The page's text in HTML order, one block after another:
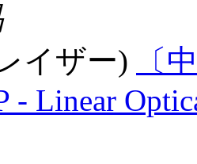
イザー)
〔
- Linear